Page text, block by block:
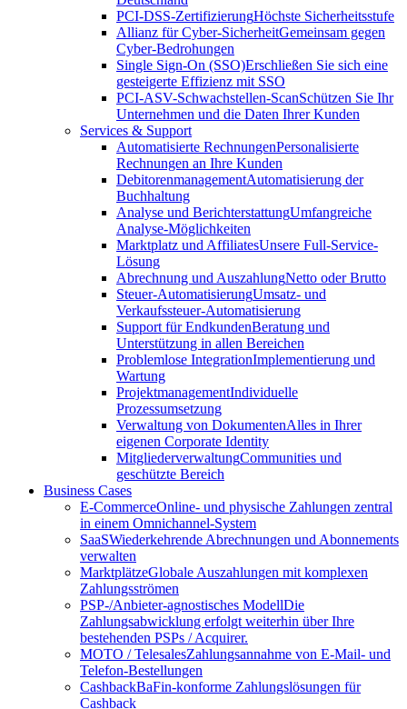
PCI-DSS-ZertifizierungHöchste Sicherheitsstufe
Allianz für Cyber-SicherheitGemeinsam gegen
Cyber-Bedrohungen
Single Sign-On (SSO)Erschließen Sie sich eine
gesteigerte Effizienz mit SSO
PCI-ASV-Schwachstellen-ScanSchützen Sie Ihr
Unternehmen und die Daten Ihrer Kunden
Services & Support
Automatisierte RechnungenPersonalisierte
Rechnungen an Ihre Kunden
DebitorenmanagementAutomatisierung der
Buchhaltung
Analyse und BerichterstattungUmfangreiche
Analyse-Möglichkeiten
Marktplatz und AffiliatesUnsere Full-Service-
Lösung
Abrechnung und AuszahlungNetto oder Brutto
Steuer-AutomatisierungUmsatz- und
Verkaufssteuer-Automatisierung
Support für EndkundenBeratung und
Unterstützung in allen Bereichen
Problemlose IntegrationImplementierung und
Wartung
ProjektmanagementIndividuelle
Prozessumsetzung
Verwaltung von DokumentenAlles in Ihrer
eigenen Corporate Identity
MitgliederverwaltungCommunities und
geschützte Bereich
Business Cases
E-CommerceOnline- und physische Zahlungen zentral
in einem Omnichannel-System
SaaSWiederkehrende Abrechnungen und Abonnements
verwalten
MarktplätzeGlobale Auszahlungen mit komplexen
Zahlungsströmen
PSP-/Anbieter‑agnostisches ModellDie
Zahlungsabwicklung erfolgt weiterhin über Ihre
bestehenden PSPs / Acquirer.
MOTO / TelesalesZahlungsannahme von E-Mail- und
Telefon-Bestellungen
CashbackBaFin-konforme Zahlungslösungen für
Cashback